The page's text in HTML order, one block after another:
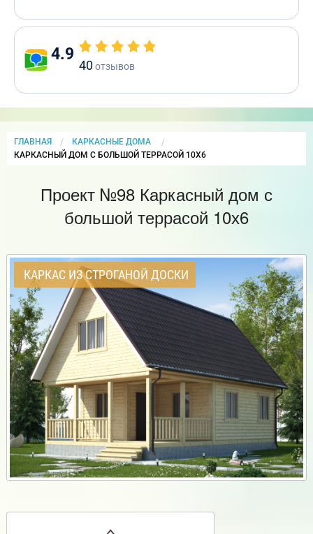
4.9
40отзывов
ГЛАВНАЯ
КАРКАСНЫЕ ДОМА
CURRENT:
КАРКАСНЫЙ ДОМ С БОЛЬШОЙ ТЕРРАСОЙ 10Х6
Проект №98 Каркасный дом с
большой террасой 10х6
КАРКАС ИЗ СТРОГАНОЙ ДОСКИ